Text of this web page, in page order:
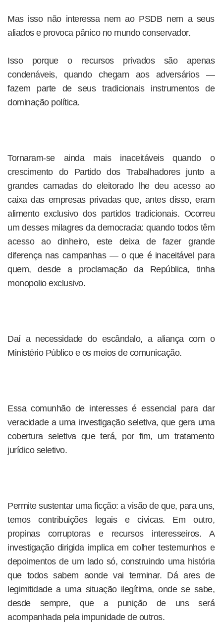
Mas isso não interessa nem ao PSDB nem a seus
aliados e provoca pânico no mundo conservador.
Isso porque o recursos privados são apenas
condenáveis, quando chegam aos adversários —
fazem parte de seus tradicionais instrumentos de
dominação política.
Tornaram-se ainda mais inaceitáveis quando o
crescimento do Partido dos Trabalhadores junto a
grandes camadas do eleitorado lhe deu acesso ao
caixa das empresas privadas que, antes disso, eram
alimento exclusivo dos partidos tradicionais. Ocorreu
um desses milagres da democracia: quando todos têm
acesso ao dinheiro, este deixa de fazer grande
diferença nas campanhas — o que é inaceitável para
quem, desde a proclamação da República, tinha
monopolio exclusivo.
Daí a necessidade do escândalo, a aliança com o
Ministério Público e os meios de comunicação.
Essa comunhão de interesses é essencial para dar
veracidade a uma investigação seletiva, que gera uma
cobertura seletiva que terá, por fim, um tratamento
jurídico seletivo.
Permite sustentar uma ficção: a visão de que, para uns,
temos contribuições legais e cívicas. Em outro,
propinas corruptoras e recursos interesseiros. A
investigação dirigida implica em colher testemunhos e
depoimentos de um lado só, construindo uma história
que todos sabem aonde vai terminar. Dá ares de
legimitidade a uma situação ilegítima, onde se sabe,
desde sempre, que a punição de uns será
acompanhada pela impunidade de outros.